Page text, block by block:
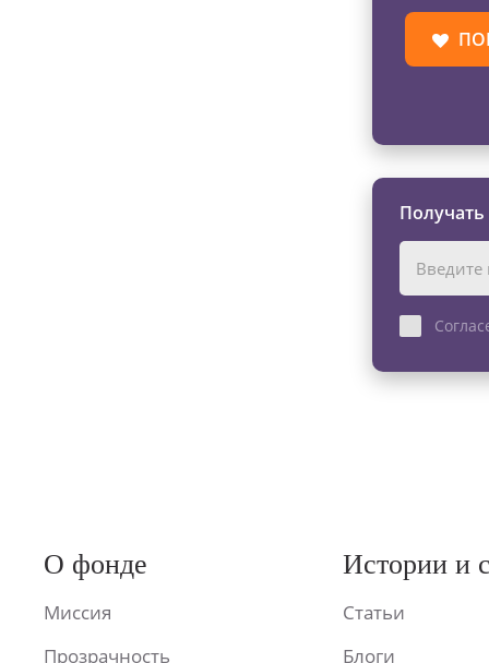
О фонде
Миссия
Прозрачность
Истории и
Статьи
Блоги